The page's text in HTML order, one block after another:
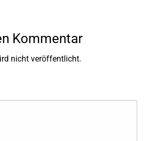
Kommentar
nicht veröffentlicht.